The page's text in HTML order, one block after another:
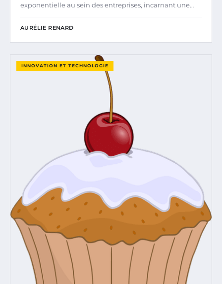
exponentielle au sein des entreprises, incarnant une…
AURÉLIE RENARD
INNOVATION ET TECHNOLOGIE